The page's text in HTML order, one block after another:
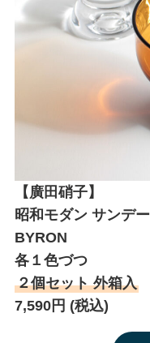
【廣田硝子】
昭和モダン サンデー
BYRON
各１色づつ
２個セット 外箱入
7,590円 (税込)